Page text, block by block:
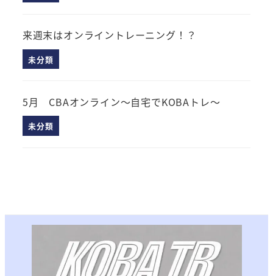
来週末はオンライントレーニング！？
未分類
5月 CBAオンライン～自宅でKOBAトレ～
未分類